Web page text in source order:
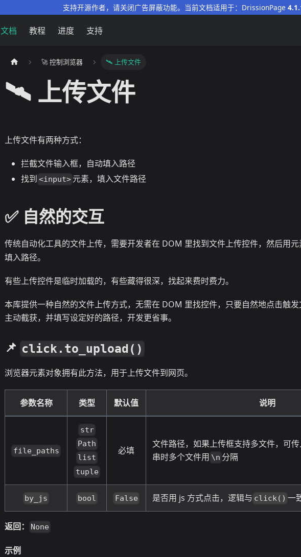
支持开源作者，请关闭广告屏蔽功能。当前文档适用于：DrissionPage
文档 教程 进度 支持
🚀 控制浏览器 🛰️ 上传文件
🛰️ 上传文件
上传文件有两种方式：
拦截文件输入框，自动填入路径
找到 <input> 元素，填入文件路径
✅️️ 自然的交互
传统自动化工具的文件上传，需要开发者在 DOM 里找到文件上传控件，然后用
填入路径。
有些上传控件是临时加载的，有些藏得很深，找起来费时费力。
本库提供一种自然的文件上传方式，无需在 DOM 里找控件，只要自然地点击触
主动截获，并填写设定好的路径，开发更省事。
📌 click.to_upload()
浏览器元素对象拥有此方法，用于上传文件到网页。
参数名称 类型 默认值 说明
file_paths
str
Path
list
tuple
必填
文件路径，如果上传框支持多文件，可
串时多个文件用 \n 分隔
by_js bool False 是否用 js 方式点击，逻辑与 click() 一
返回： None
示例